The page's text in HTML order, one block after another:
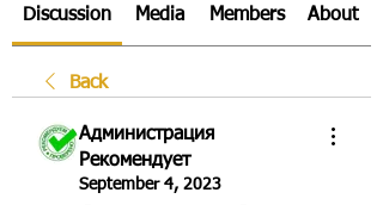
Discussion Media Members About
Back
Администрация
Рекомендует
September 4, 2023